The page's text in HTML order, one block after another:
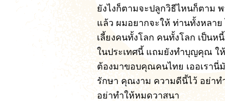
ยังไงก็ตามจะปลูกวิธีไหนก็ตาม
แล้ว ผมอยากจะให้ ท่านทั้งหลาย
เลี้ยงคนทั้งโลก คนทั้งโลก เป็นห
ในประเทศนี้ แถมยังทำบุญคุณ ใ
ต้องมาขอบคุณคนไทย เออเรานี่
รักษา คุณงาม ความดีนี้ไว้ อย่าท
อย่าทำให้หมดวาสนา